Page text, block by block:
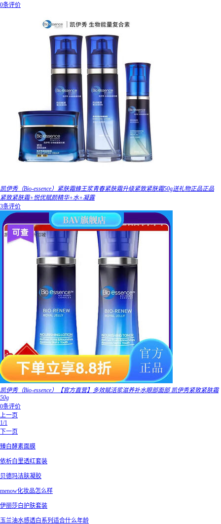
0条评价
凯伊秀（Bio-essence）紧肤霜蜂王浆青春紧肤霜升级紧致紧肤霜50g送礼物正品正品
紧致紧肤霜+悦优赋颜精华+水+凝露
3条评价
凯伊秀（Bio-essence）【官方直营】多效赋活浆滋养补水眼部面部 凯伊秀紧致紧肤霜
50g
0条评价
上一页
1/1
下一页
臻白酵素面膜
依析白里透红套装
贝德玛洁肤凝胶
menow化妆品怎么样
伊丽莎白护肤套装
玉兰油水感透白系列适合什么年龄